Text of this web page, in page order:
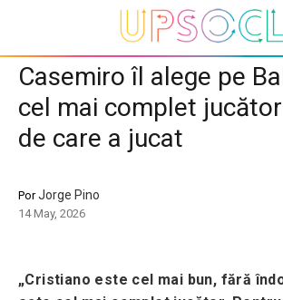
Casemiro îl alege pe
cel mai complet
de care a jucat
PorJorge Pino
14 May, 2026
„Cristiano este cel mai bun, fără